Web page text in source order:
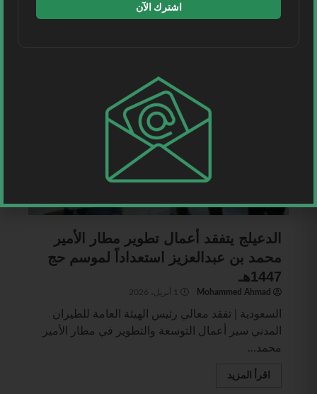
الدعيلج يتفقد أعمال تطوير مطار الأمير
محمد بن عبدالعزيز استعداداً لموسم حج
1447هـ
Mohammed Ahmad
السعودية | تفقد معالي رئيس الهيئة العامة للطيران
المدني سير أعمال التوسعة والتطوير في مطار الأمير
محمد...
اقرأ المزيد
اشترك الآن